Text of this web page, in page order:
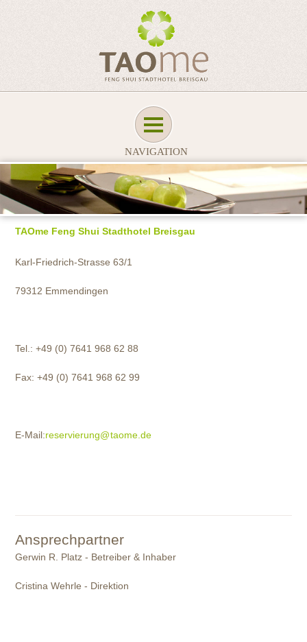
NAVIGATION
TAOme Feng Shui Stadthotel Breisgau
Karl-Friedrich-Strasse 63/1
79312 Emmendingen
Tel.: +49 (0) 7641 968 62 88
Fax: +49 (0) 7641 968 62 99
E-Mail:reservierung@taome.de
Ansprechpartner
Gerwin R. Platz - Betreiber & Inhaber
Cristina Wehrle - Direktion